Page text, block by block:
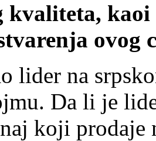
kaoi
ovog
lider na
Da li je
koji